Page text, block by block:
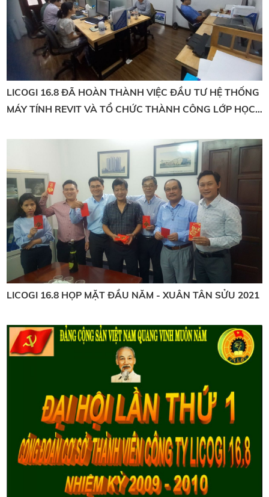
LICOGI 16.8 ĐÃ HOÀN THÀNH VIỆC ĐẦU TƯ HỆ THỐNG
MÁY TÍNH REVIT VÀ TỔ CHỨC THÀNH CÔNG LỚP HỌC,
LICOGI 16.8 HỌP MẶT ĐẦU NĂM - XUÂN TÂN SỬU 2021